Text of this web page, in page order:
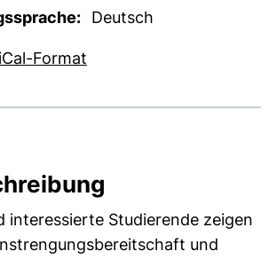
Deutsch
Format
interessierte Studierende zeigen
und